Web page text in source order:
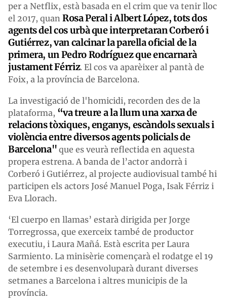
per a Netflix, està basada en el crim que va tenir lloc
el 2017, quan Rosa Peral i Albert López, tots dos
agents del cos urbà que interpretaran Corberó i
Gutiérrez, van calcinar la parella oficial de la
primera, un Pedro Rodríguez que encarnarà
justament Férriz. El cos va aparèixer al pantà de
Foix, a la província de Barcelona.
La investigació de l'homicidi, recorden des de la
plataforma, “va treure a la llum una xarxa de
relacions tòxiques, enganys, escàndols sexuals i
violència entre diversos agents policials de
Barcelona" que es veurà reflectida en aquesta
propera estrena. A banda de l’actor andorrà i
Corberó i Gutiérrez, al projecte audiovisual també hi
participen els actors José Manuel Poga, Isak Férriz i
Eva Llorach.
‘El cuerpo en llamas’ estarà dirigida per Jorge
Torregrossa, que exerceix també de productor
executiu, i Laura Mañá. Està escrita per Laura
Sarmiento. La minisèrie començarà el rodatge el 19
de setembre i es desenvoluparà durant diverses
setmanes a Barcelona i altres municipis de la
província.